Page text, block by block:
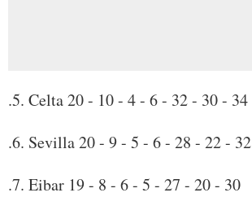
.5. Celta 20 - 10 - 4 - 6 - 32 - 30 - 34
.6. Sevilla 20 - 9 - 5 - 6 - 28 - 22 - 32
.7. Eibar 19 - 8 - 6 - 5 - 27 - 20 - 30